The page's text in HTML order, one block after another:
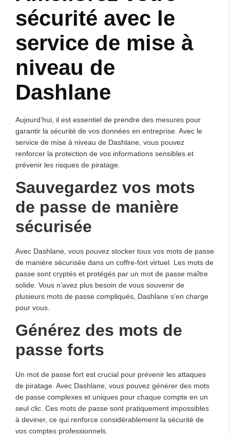
sécurité avec le
service de mise à
niveau de
Dashlane
Aujourd’hui, il est essentiel de prendre des mesures pour
garantir la sécurité de vos données en entreprise. Avec le
service de mise à niveau de Dashlane, vous pouvez
renforcer la protection de vos informations sensibles et
prévenir les risques de piratage.
Sauvegardez vos mots
de passe de manière
sécurisée
Avec Dashlane, vous pouvez stocker tous vos mots de passe
de manière sécurisée dans un coffre-fort virtuel. Les mots de
passe sont cryptés et protégés par un mot de passe maître
solide. Vous n’avez plus besoin de vous souvenir de
plusieurs mots de passe compliqués, Dashlane s’en charge
pour vous.
Générez des mots de
passe forts
Un mot de passe fort est crucial pour prévenir les attaques
de piratage. Avec Dashlane, vous pouvez générer des mots
de passe complexes et uniques pour chaque compte en un
seul clic. Ces mots de passe sont pratiquement impossibles
à deviner, ce qui renforce considérablement la sécurité de
vos comptes professionnels.